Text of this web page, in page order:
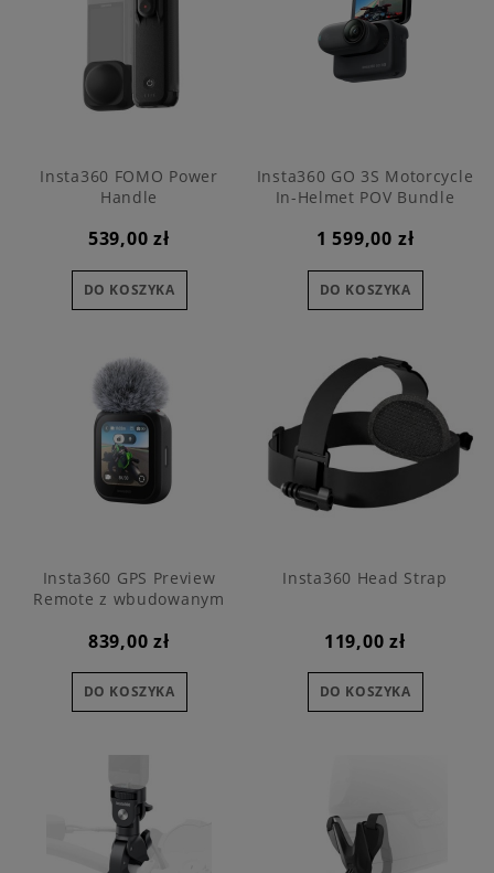
Insta360 FOMO Power
Handle
539,00 zł
DO KOSZYKA
Insta360 GO 3S Motorcycle
In-Helmet POV Bundle
1 599,00 zł
DO KOSZYKA
Insta360 GPS Preview
Remote z wbudowanym
839,00 zł
DO KOSZYKA
Insta360 Head Strap
119,00 zł
DO KOSZYKA